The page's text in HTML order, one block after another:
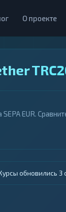
О проекте
EUR.
обновились 4